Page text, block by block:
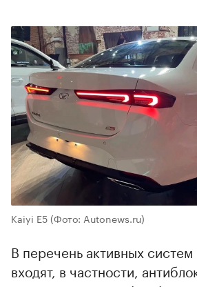
Kaiyi E5(Фото: Autonews.ru)
В перечень активных систем
входят, в частности,